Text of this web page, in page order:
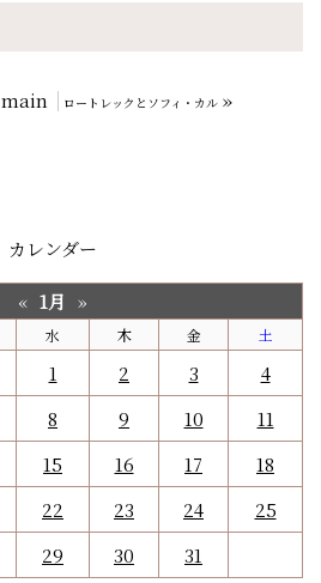
main ロートレックとソフィ・カル»
カレンダー
« 1月 »
水 木 金 土
1 2 3
4
8 9 10
11
15 16 17
18
22 23 24
25
29 30 31